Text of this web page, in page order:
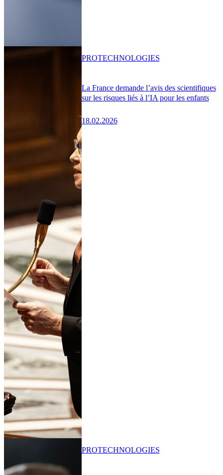
La France demande l’avis des scientifiques
sur les risques liés à l’IA pour les enfants
18.02.2026
PROTECHNOLOGIES
PROTECHNOLOGIES